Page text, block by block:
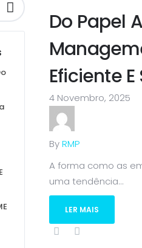
Do Papel
Eficiente
4 Novembro, 2025
ByRMP
A forma como as
uma tendência...
LER MAIS